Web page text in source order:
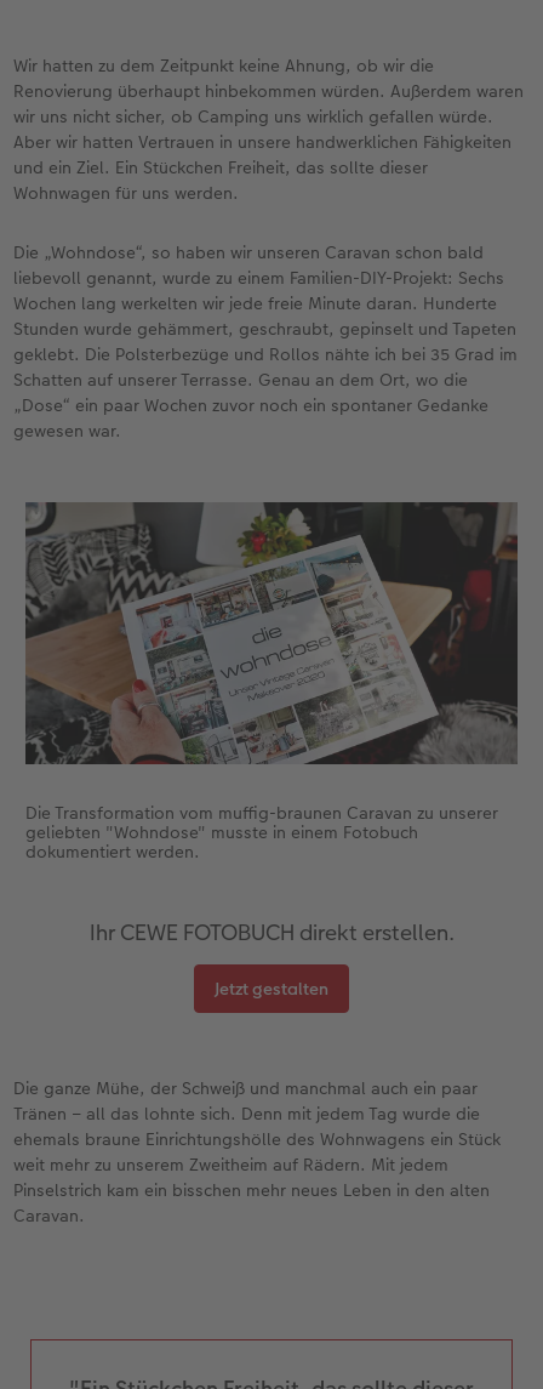
Wir hatten zu dem Zeitpunkt keine Ahnung, ob wir die
Renovierung überhaupt hinbekommen würden. Außerdem waren
wir uns nicht sicher, ob Camping uns wirklich gefallen würde.
Aber wir hatten Vertrauen in unsere handwerklichen Fähigkeiten
und ein Ziel. Ein Stückchen Freiheit, das sollte dieser
Wohnwagen für uns werden.
Die „Wohndose“, so haben wir unseren Caravan schon bald
liebevoll genannt, wurde zu einem Familien-DIY-Projekt: Sechs
Wochen lang werkelten wir jede freie Minute daran. Hunderte
Stunden wurde gehämmert, geschraubt, gepinselt und Tapeten
geklebt. Die Polsterbezüge und Rollos nähte ich bei 35 Grad im
Schatten auf unserer Terrasse. Genau an dem Ort, wo die
„Dose“ ein paar Wochen zuvor noch ein spontaner Gedanke
gewesen war.
Die Transformation vom muffig-braunen Caravan zu unserer
geliebten "Wohndose" musste in einem Fotobuch
dokumentiert werden.
Ihr CEWE FOTOBUCH direkt erstellen.
Jetzt gestalten
Die ganze Mühe, der Schweiß und manchmal auch ein paar
Tränen – all das lohnte sich. Denn mit jedem Tag wurde die
ehemals braune Einrichtungshölle des Wohnwagens ein Stück
weit mehr zu unserem Zweitheim auf Rädern. Mit jedem
Pinselstrich kam ein bisschen mehr neues Leben in den alten
Caravan.